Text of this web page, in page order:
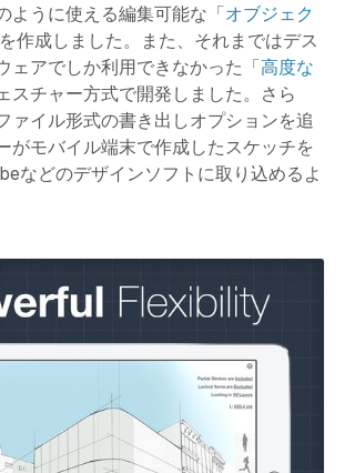
ように使える編集可能な「オブジェク
を作成しました。また、それまではデス
ェアでしか利用できなかった「高度な
スチャー方式で開発しました。さら
ァイル形式の書き出しオプションを追
がモバイル端末で作成したスケッチを
などのデザインソフトに取り込めるよ